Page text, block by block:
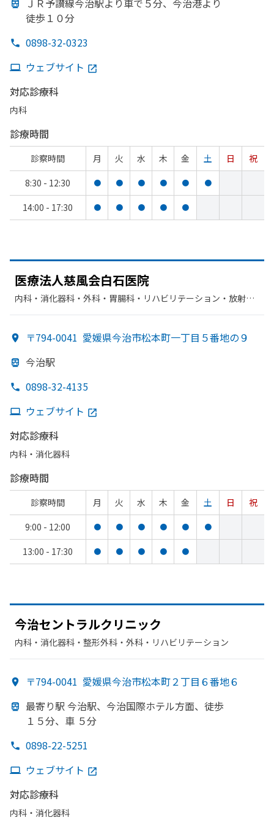
ＪＲ予讃線今治駅より車で ５分、 今治港より
徒歩１０分
0898-32-0323
ウェブサイト
対応診療科
内科
診療時間
診察時間 月 火 水 木 金 土 日
祝
8:30 - 12:30
● ● ● ● ● ●
14:00 - 17:30 ● ● ● ● ●
医療法人慈風会白石医院
内科・​消化器科・​外科・​胃腸科・​リハビリテーション・​放射線
〒794-0041 愛媛県今治市松本町一丁目５番地の９
今治駅
0898-32-4135
ウェブサイト
対応診療科
内科・​消化器科
診療時間
診察時間 月 火 水 木 金 土 日
祝
9:00 - 12:00
● ● ● ● ● ●
13:00 - 17:30 ● ● ● ● ●
今治セントラルクリニック
内科・​消化器科・​整形外科・​外科・​リハビリテーション
〒794-0041 愛媛県今治市松本町２丁目６番地６
最寄り駅 今治駅、 今治国際ホテル方面、 徒歩
１５分、 車 ５分
0898-22-5251
ウェブサイト
対応診療科
内科・​消化器科